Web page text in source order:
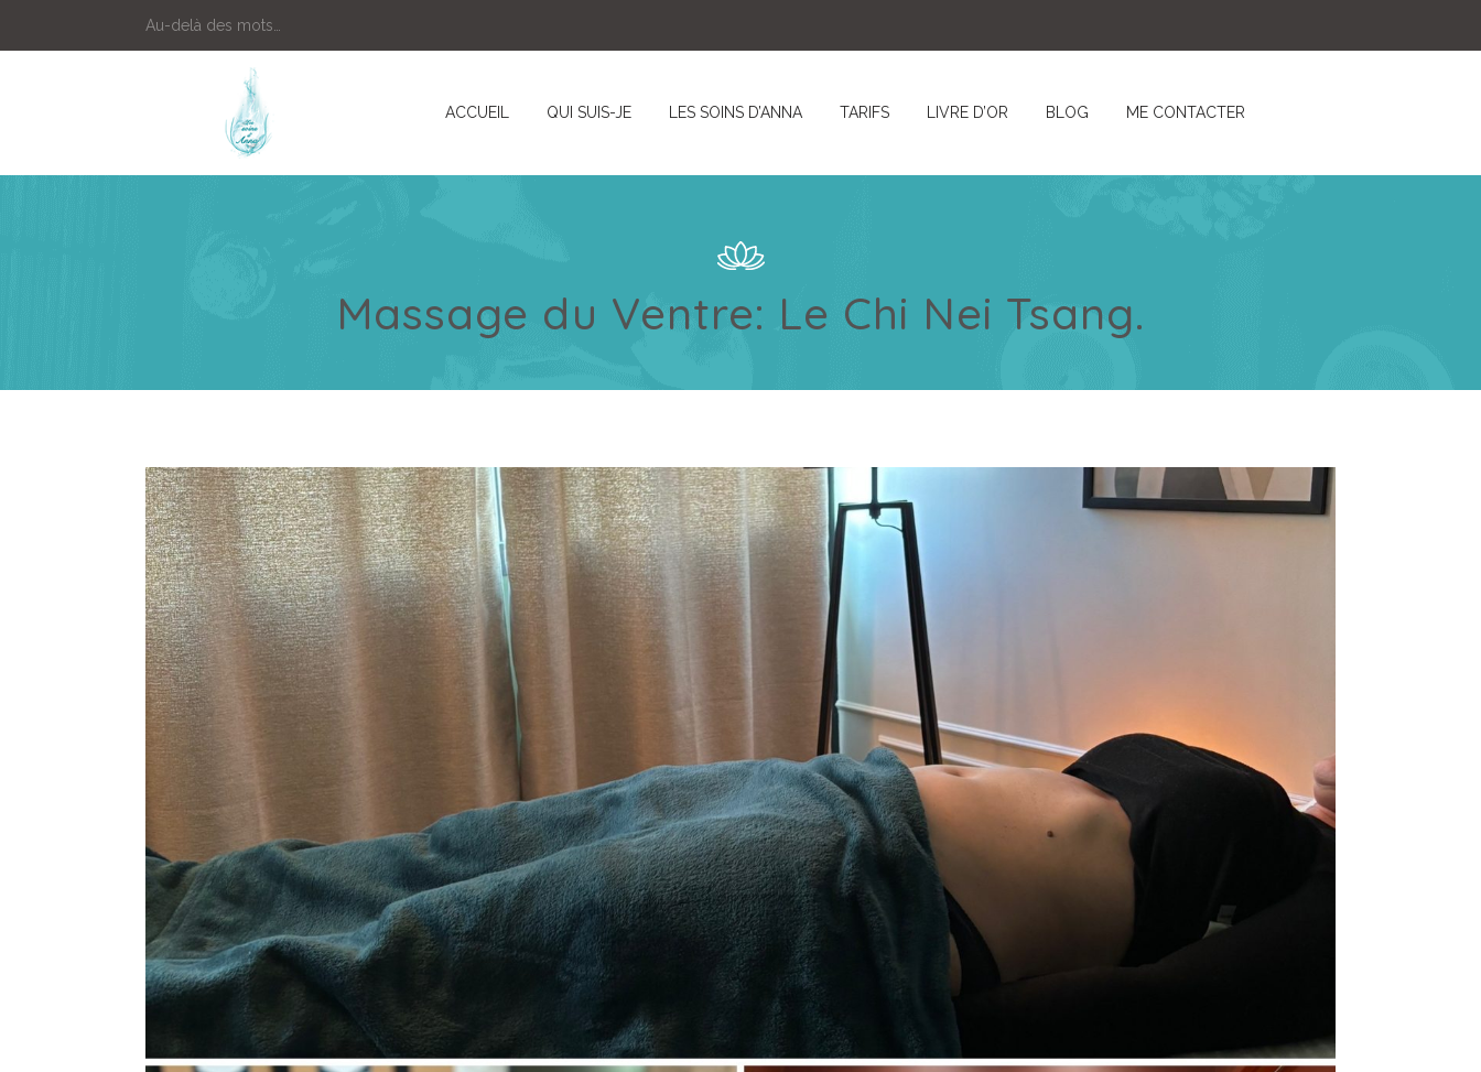
Au-delà des mots…
ACCUEIL QUI SUIS-JE LES SOINS D’ANNA TARIFS LIVRE D’OR BLOG ME CONTACTER
Massage du Ventre: Le Chi Nei Tsang.